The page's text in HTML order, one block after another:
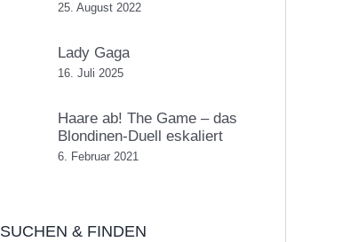
25. August 2022
Lady Gaga
16. Juli 2025
Haare ab! The Game – das
Blondinen-Duell eskaliert
6. Februar 2021
SUCHEN & FINDEN